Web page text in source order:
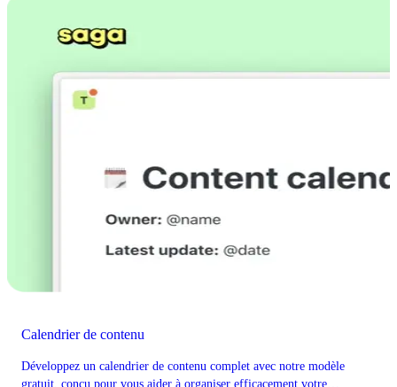
Calendrier de contenu
Développez un calendrier de contenu complet avec notre modèle
gratuit, conçu pour vous aider à organiser efficacement votre